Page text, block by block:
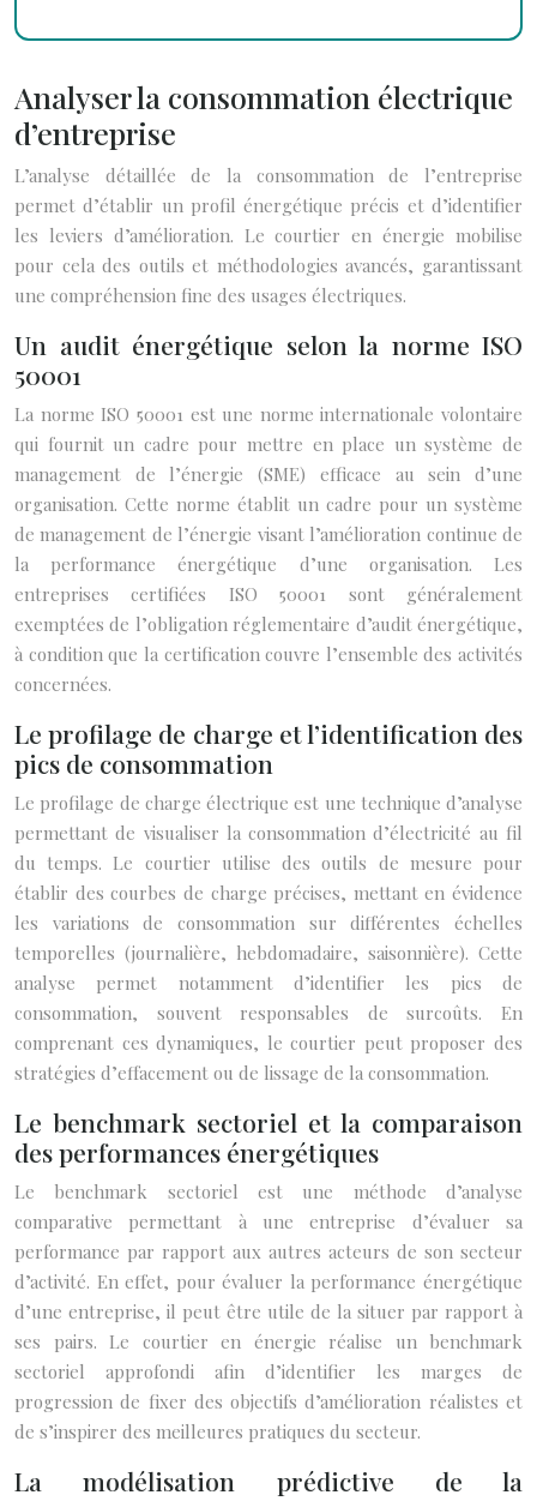
Analyser la consommation électrique
d’entreprise
L’analyse détaillée de la consommation de l’entreprise
permet d’établir un profil énergétique précis et d’identifier
les leviers d’amélioration. Le courtier en énergie mobilise
pour cela des outils et méthodologies avancés, garantissant
une compréhension fine des usages électriques.
Un audit énergétique selon la norme ISO
50001
La norme ISO 50001 est une norme internationale volontaire
qui fournit un cadre pour mettre en place un système de
management de l’énergie (SME) efficace au sein d’une
organisation. Cette norme établit un cadre pour un système
de management de l’énergie visant l’amélioration continue de
la performance énergétique d’une organisation. Les
entreprises certifiées ISO 50001 sont généralement
exemptées de l’obligation réglementaire d’audit énergétique,
à condition que la certification couvre l’ensemble des activités
concernées.
Le profilage de charge et l’identification des
pics de consommation
Le profilage de charge électrique est une technique d’analyse
permettant de visualiser la consommation d’électricité au fil
du temps. Le courtier utilise des outils de mesure pour
établir des courbes de charge précises, mettant en évidence
les variations de consommation sur différentes échelles
temporelles (journalière, hebdomadaire, saisonnière). Cette
analyse permet notamment d’identifier les pics de
consommation, souvent responsables de surcoûts. En
comprenant ces dynamiques, le courtier peut proposer des
stratégies d’effacement ou de lissage de la consommation.
Le benchmark sectoriel et la comparaison
des performances énergétiques
Le benchmark sectoriel est une méthode d’analyse
comparative permettant à une entreprise d’évaluer sa
performance par rapport aux autres acteurs de son secteur
d’activité. En effet, pour évaluer la performance énergétique
d’une entreprise, il peut être utile de la situer par rapport à
ses pairs. Le courtier en énergie réalise un benchmark
sectoriel approfondi afin d’identifier les marges de
progression de fixer des objectifs d’amélioration réalistes et
de s’inspirer des meilleures pratiques du secteur.
La modélisation prédictive de la